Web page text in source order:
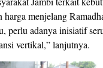
menjelang
perlu adanya inisiatif
vertikal,” lanjutnya.